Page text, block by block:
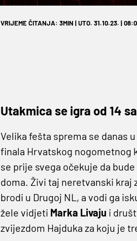
VRIJEME ČITANJA: 3MIN | UTO. 31.10.23. |
Utakmica se igra od 14
Velika fešta sprema se danas
finala Hrvatskog nogometnog
se prije svega očekuje da
doma. Živi taj neretvanski kraj
brodi u Drugoj NL, a vodi ga
žele vidjeti Marka Livaju i
zvijezdom Hajduka za koju je